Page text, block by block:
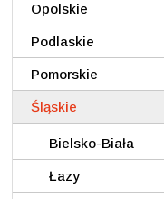
Opolskie
Podlaskie
Pomorskie
Śląskie
Bielsko-Biała
Łazy